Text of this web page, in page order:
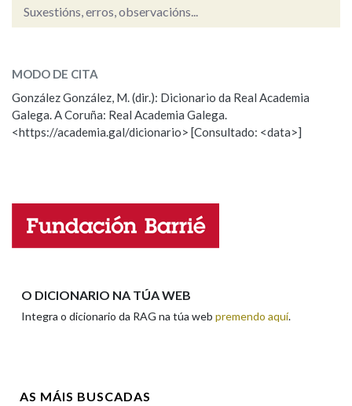
Na fraseoloxía
Marcas gramaticais
Suxestións, erros, observacións...
ESCOLLE UNHA OPCIÓN:
Observación Hai un erro na palabra
Propoño mellorar a definición
Nome
MODO DE CITA
González González, M. (dir.): Dicionario da Real Academia
Galega. A Coruña: Real Academia Galega.
<https://academia.gal/dicionario> [Consultado: <data>]
O DICIONARIO NA TÚA WEB
Integra o dicionario da RAG na túa web premendo aquí.
AS MÁIS BUSCADAS